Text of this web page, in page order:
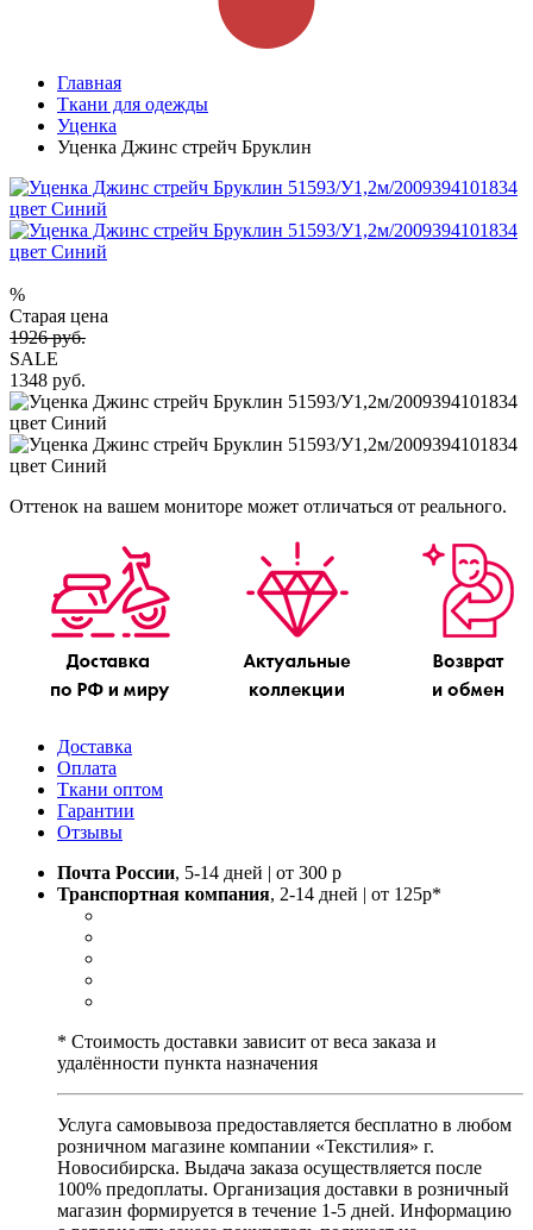
Главная
Ткани для одежды
Уценка
Уценка Джинс стрейч Бруклин
%
Старая цена
1926 руб.
SALE
1348 руб.
Оттенок на вашем мониторе может отличаться от реального.
Доставка
Оплата
Ткани оптом
Гарантии
Отзывы
Почта России, 5-14 дней | от 300 р
Транспортная компания, 2-14 дней | от 125р*
* Стоимость доставки зависит от веса заказа и
удалённости пункта назначения
Услуга самовывоза предоставляется бесплатно в любом
розничном магазине компании «Текстилия» г.
Новосибирска. Выдача заказа осуществляется после
100% предоплаты. Организация доставки в розничный
магазин формируется в течение 1-5 дней. Информацию